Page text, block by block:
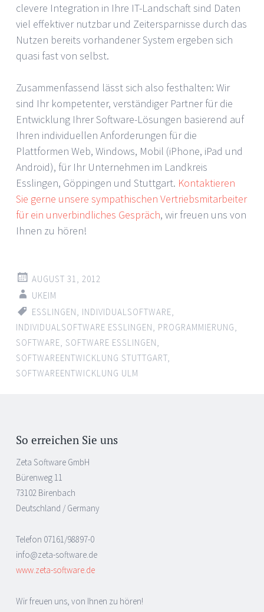
clevere Integration in Ihre IT-Landschaft sind Daten
viel effektiver nutzbar und Zeitersparnisse durch das
Nutzen bereits vorhandener System ergeben sich
quasi fast von selbst.
Zusammenfassend lässt sich also festhalten: Wir
sind Ihr kompetenter, verständiger Partner für die
Entwicklung Ihrer Software-Lösungen basierend auf
Ihren individuellen Anforderungen für die
Plattformen Web, Windows, Mobil (iPhone, iPad und
Android), für Ihr Unternehmen im Landkreis
Esslingen, Göppingen und Stuttgart. Kontaktieren
Sie gerne unsere sympathischen Vertriebsmitarbeiter
für ein unverbindliches Gespräch, wir freuen uns von
Ihnen zu hören!
AUGUST 31, 2012
UKEIM
ESSLINGEN
INDIVIDUALSOFTWARE
INDIVIDUALSOFTWARE ESSLINGEN
PROGRAMMIERUNG
SOFTWARE SOFTWARE ESSLINGEN
SOFTWAREENTWICKLUNG STUTTGART
SOFTWAREENTWICKLUNG ULM
Post
navigation
So erreichen Sie uns
Zeta Software GmbH
Bürenweg 11
73102 Birenbach
Deutschland / Germany
Telefon 07161/98897-0
info@zeta-software.de
www.zeta-software.de
Wir freuen uns, von Ihnen zu hören!